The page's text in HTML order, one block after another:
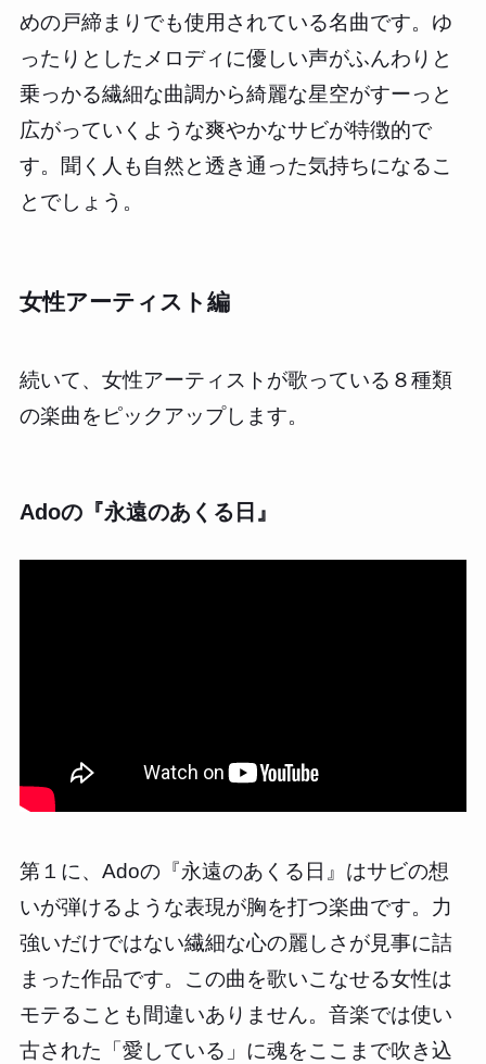
めの戸締まりでも使用されている名曲です。ゆ
ったりとしたメロディに優しい声がふんわりと
乗っかる繊細な曲調から綺麗な星空がすーっと
広がっていくような爽やかなサビが特徴的で
す。聞く人も自然と透き通った気持ちになるこ
とでしょう。
女性アーティスト編
続いて、女性アーティストが歌っている８種類
の楽曲をピックアップします。
Adoの『永遠のあくる日』
第１に、Adoの『永遠のあくる日』はサビの想
いが弾けるような表現が胸を打つ楽曲です。力
強いだけではない繊細な心の麗しさが見事に詰
まった作品です。この曲を歌いこなせる女性は
モテることも間違いありません。音楽では使い
古された「愛している」に魂をここまで吹き込